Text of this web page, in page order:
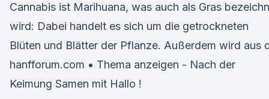
Cannabis ist Marihuana, was auch als Gras
wird: Dabei handelt es sich um die getrockneten
Blüten und Blätter der Pflanze. Außerdem wird aus
hanfforum.com • Thema anzeigen - Nach der
Keimung Samen mit Hallo !